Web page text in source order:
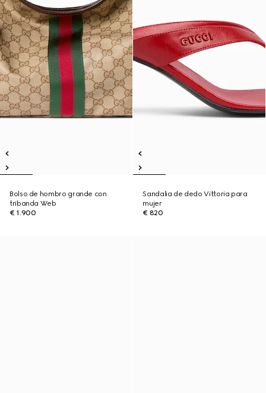
Bolso de hombro grande con
tribanda Web
€ 1.900
Sandalia de dedo Vittoria para
mujer
€ 820